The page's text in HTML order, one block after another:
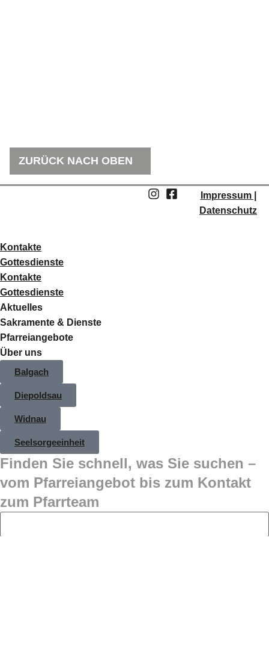
ZURÜCK NACH OBEN
Impressum |
Datenschutz
Kontakte
Gottesdienste
Kontakte
Gottesdienste
Aktuelles
Sakramente & Dienste
Pfarreiangebote
Über uns
Balgach
Diepoldsau
Widnau
Seelsorgeeinheit
Finden Sie schnell, was Sie suchen –
vom Pfarreiangebot bis zum Kontakt
zum Pfarrteam